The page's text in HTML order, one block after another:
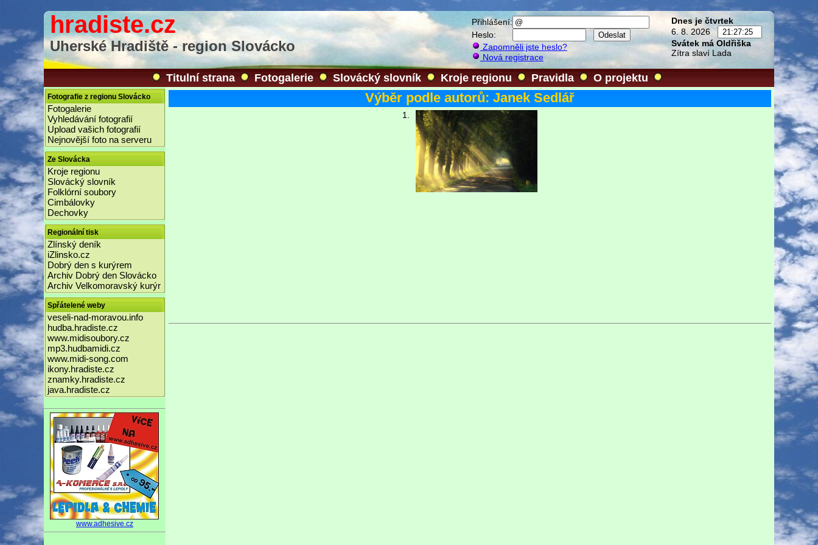
Přihlášení:
Heslo:
Zapomněli jste heslo?
Nová registrace
Dnes je čtvrtek
6. 8. 2026
Svátek má Oldřiška
Zítra slaví Lada
hradiste.cz
Uherské Hradiště - region Slovácko
Titulní strana Fotogalerie Slovácký slovník Kroje regionu Pravidla O projektu
Fotografie z regionu Slovácko
Fotogalerie
Vyhledávání fotografií
Upload vašich fotografií
Nejnovější foto na serveru
Ze Slovácka
Kroje regionu
Slovácký slovník
Folklórní soubory
Cimbálovky
Dechovky
Regionální tisk
Zlínský deník
iZlinsko.cz
Dobrý den s kurýrem
Archiv Dobrý den Slovácko
Archiv Velkomoravský kurýr
Spřátelené weby
veseli-nad-moravou.info
hudba.hradiste.cz
www.midisoubory.cz
mp3.hudbamidi.cz
www.midi-song.com
ikony.hradiste.cz
znamky.hradiste.cz
java.hradiste.cz
www.adhesive.cz
Výběr podle autorů: Janek Sedlář
1.